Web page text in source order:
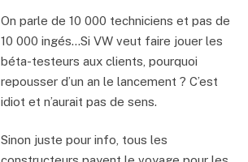
On parle de 10 000 techniciens et pas de
10 000 ingés…Si VW veut faire jouer les
béta-testeurs aux clients, pourquoi
repousser d’un an le lancement ? C’est
idiot et n’aurait pas de sens.
Sinon juste pour info, tous les